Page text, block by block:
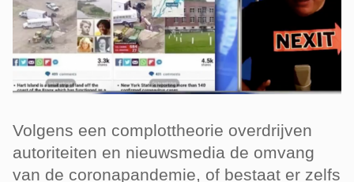
Volgens een complottheorie overdrijven
autoriteiten en nieuwsmedia de omvang
van de coronapandemie, of bestaat er zelfs